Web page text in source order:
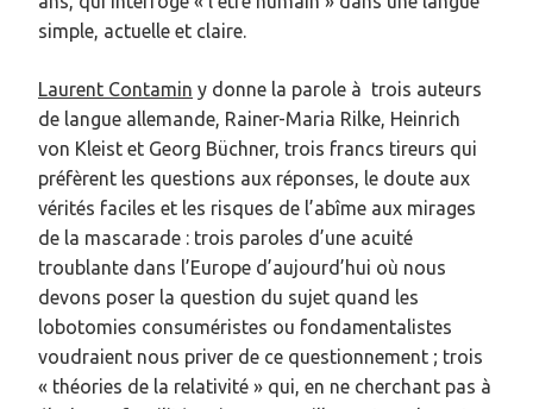
simple, actuelle et claire.
Laurent Contamin y donne la parole à trois auteurs
de langue allemande, Rainer-Maria Rilke, Heinrich
von Kleist et Georg Büchner, trois francs tireurs qui
préfèrent les questions aux réponses, le doute aux
vérités faciles et les risques de l’abîme aux mirages
de la mascarade : trois paroles d’une acuité
troublante dans l’Europe d’aujourd’hui où nous
devons poser la question du sujet quand les
lobotomies consuméristes ou fondamentalistes
voudraient nous priver de ce questionnement ; trois
« théories de la relativité » qui, en ne cherchant pas à